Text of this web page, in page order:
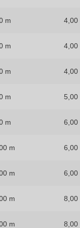
m 4,00
m 4,00
m 4,00
m 5,00
m 6,00
m 6,00
m 6,00
m 8,00
m 8,00